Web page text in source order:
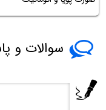
سوالات و